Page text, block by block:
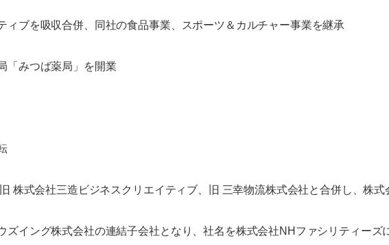
ィブを吸収合併、同社の食品事業、スポーツ＆カルチャー事業を継承
「みつば薬局」を開業
株式会社三造ビジネスクリエイティブ、旧 三幸物流株式会社と合併し、株
ズイング株式会社の連結子会社となり、社名を株式会社NHファシリティーズ